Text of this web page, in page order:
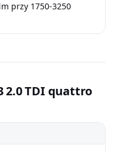
przy 1750-3250
2.0 TDI quattro